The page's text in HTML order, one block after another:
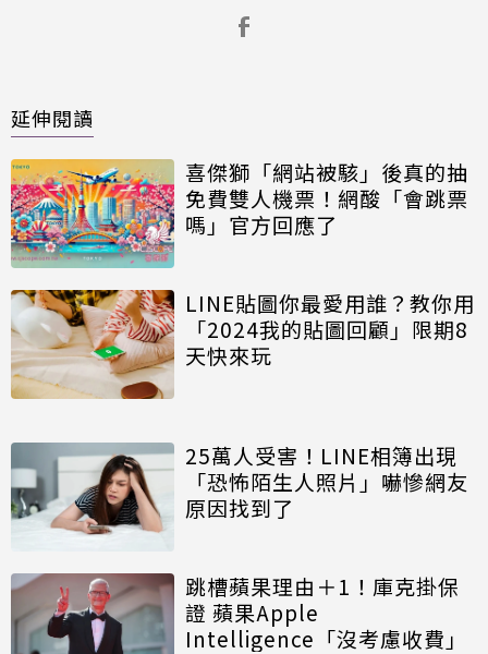
延伸閱讀
喜傑獅「網站被駭」後真的抽
免費雙人機票！網酸「會跳票
嗎」官方回應了
LINE貼圖你最愛用誰？教你用
「2024我的貼圖回顧」限期8
天快來玩
25萬人受害！LINE相簿出現
「恐怖陌生人照片」嚇慘網友
原因找到了
跳槽蘋果理由＋1！庫克掛保
證 蘋果Apple
Intelligence「沒考慮收費」